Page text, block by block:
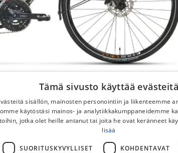
Tämä sivusto käyttää evästeitä
sisällön, mainosten personointiin ja liikenteemme
käytöstäsi mainos- ja analytiikkakumppaneidemme
jotka olet heille antanut tai joita he ovat keränneet
lisää
SUORITUSKYVYLLISET KOHDENTAVAT